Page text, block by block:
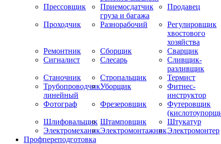
Прессовщик
Приемосдатчик
груза и багажа
Продавец
Проходчик Разнорабочий
Регулировщик
хвостового
хозяйства
Ремонтник
Сборщик
Сварщик
Сигналист
Слесарь
Сливщик-
разливщик
Станочник
Стропальщик
Термист
Трубопроводчик
линейный
Уборщик
Фитнес-
инструктор
Фотограф
Фрезеровщик
Футеровщик
Шлифовальщик Штамповщик
Штукатур
ЭлектромеханикЭлектромонтажникЭлектромонтер
Профпереподготовка